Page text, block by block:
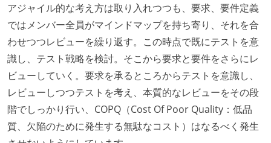
アジャイル的な考え方は取り入れつつも、要求、要件定義
ではメンバー全員がマインドマップを持ち寄り、それを合
わせつつレビューを繰り返す。この時点で既にテストを意
識し、テスト戦略を検討。そこから要求と要件をさらにレ
ビューしていく。要求を承るところからテストを意識し、
レビューしつつテストを考え、本質的なレビューをその段
階でしっかり行い、COPQ（Cost Of Poor Quality：低品
質、欠陥のために発生する無駄なコスト）はなるべく発生